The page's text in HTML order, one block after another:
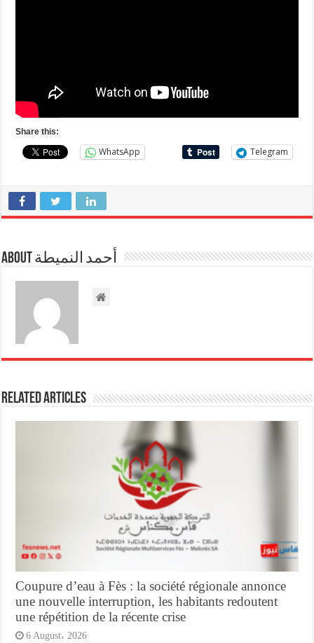
Share this:
WhatsApp Telegram
About أحمد النميطة
Related Articles
Coupure d’eau à Fès : la société régionale annonce
une nouvelle interruption, les habitants redoutent
une répétition de la récente crise
6 August، 2026